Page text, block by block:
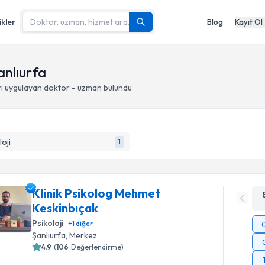
Blog Kayıt Ol
uygulayan doktor - uzman bulundu
1
Klinik Psikolog Mehmet
Keskinbıçak
Psikoloji +1diğer
Şanlıurfa, Merkez
4.9 (106 Değerlendirme)